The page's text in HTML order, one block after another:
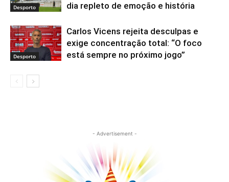
Desporto
dia repleto de emoção e história
Desporto
Carlos Vicens rejeita desculpas e
exige concentração total: “O foco
está sempre no próximo jogo”
- Advertisement -